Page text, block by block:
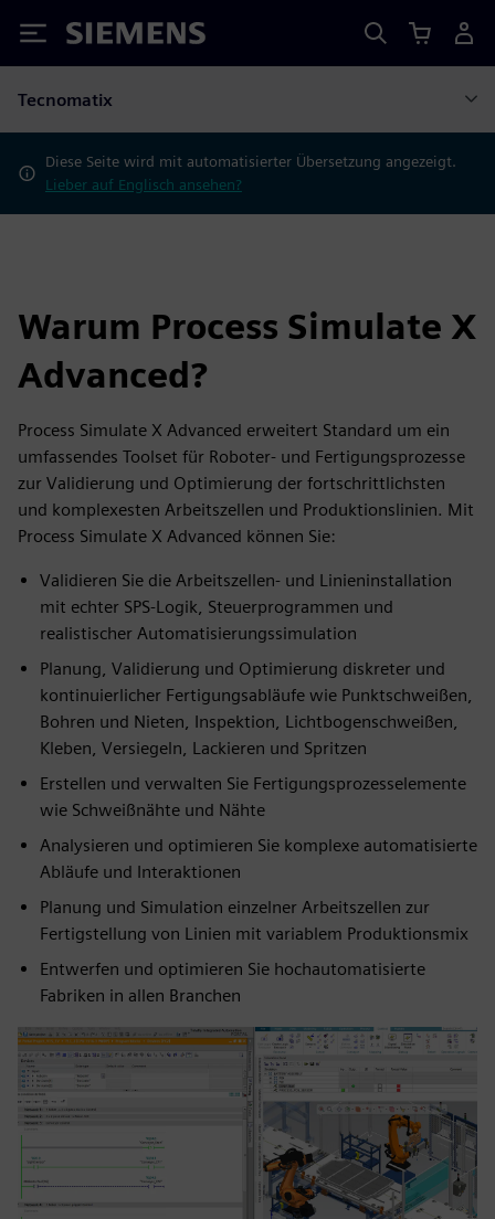
Siemens
Tecnomatix
Diese Seite wird mit automatisierter Übersetzung angezeigt.
Lieber auf Englisch ansehen?
Warum Process Simulate X
Advanced?
Process Simulate X Advanced erweitert Standard um ein
umfassendes Toolset für Roboter- und Fertigungsprozesse
zur Validierung und Optimierung der fortschrittlichsten
und komplexesten Arbeitszellen und Produktionslinien. Mit
Process Simulate X Advanced können Sie:
Validieren Sie die Arbeitszellen- und Linieninstallation
mit echter SPS-Logik, Steuerprogrammen und
realistischer Automatisierungssimulation
Planung, Validierung und Optimierung diskreter und
kontinuierlicher Fertigungsabläufe wie Punktschweißen,
Bohren und Nieten, Inspektion, Lichtbogenschweißen,
Kleben, Versiegeln, Lackieren und Spritzen
Erstellen und verwalten Sie Fertigungsprozesselemente
wie Schweißnähte und Nähte
Analysieren und optimieren Sie komplexe automatisierte
Abläufe und Interaktionen
Planung und Simulation einzelner Arbeitszellen zur
Fertigstellung von Linien mit variablem Produktionsmix
Entwerfen und optimieren Sie hochautomatisierte
Fabriken in allen Branchen